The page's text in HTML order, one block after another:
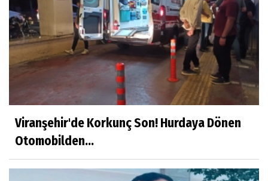
Viranşehir'de Korkunç Son! Hurdaya Dönen
Otomobilden...